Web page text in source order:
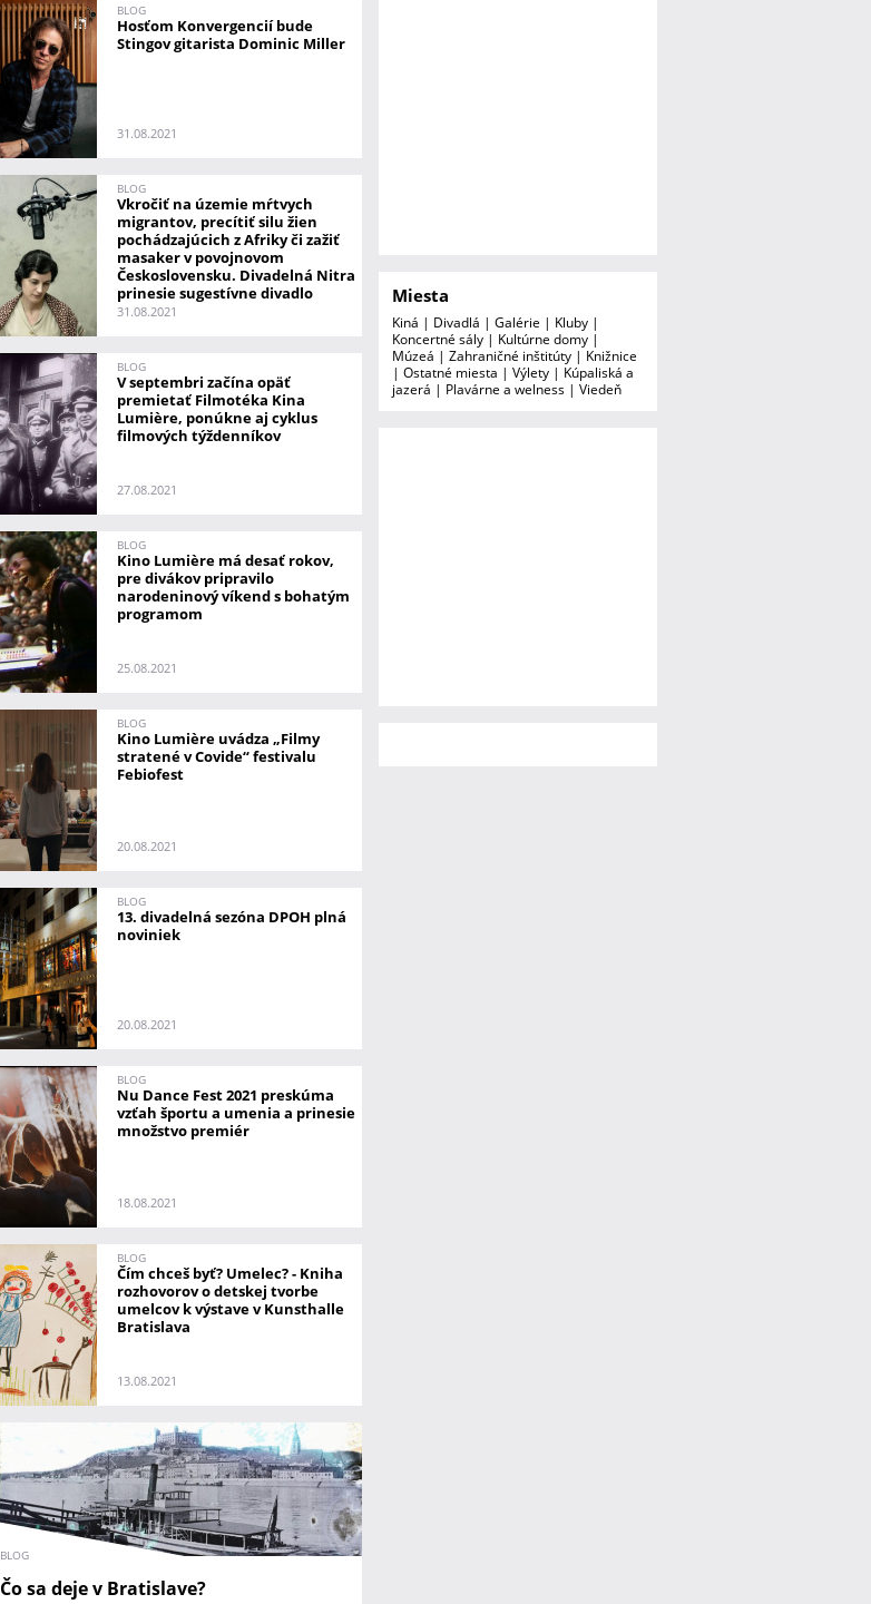
BLOG
Hosťom Konvergencií bude
Stingov gitarista Dominic Miller
31.08.2021
BLOG
Vkročiť na územie mŕtvych
migrantov, precítiť silu žien
pochádzajúcich z Afriky či zažiť
masaker v povojnovom
Československu. Divadelná Nitra
prinesie sugestívne divadlo
31.08.2021
BLOG
V septembri začína opäť
premietať Filmotéka Kina
Lumière, ponúkne aj cyklus
filmových týždenníkov
27.08.2021
BLOG
Kino Lumière má desať rokov,
pre divákov pripravilo
narodeninový víkend s bohatým
programom
25.08.2021
BLOG
Kino Lumière uvádza „Filmy
stratené v Covide“ festivalu
Febiofest
20.08.2021
BLOG
13. divadelná sezóna DPOH plná
noviniek
20.08.2021
BLOG
Nu Dance Fest 2021 preskúma
vzťah športu a umenia a prinesie
množstvo premiér
18.08.2021
BLOG
Čím chceš byť? Umelec? - Kniha
rozhovorov o detskej tvorbe
umelcov k výstave v Kunsthalle
Bratislava
13.08.2021
BLOG
Čo sa deje v Bratislave?
Miesta
Kiná | Divadlá | Galérie | Kluby |
Koncertné sály | Kultúrne domy |
Múzeá | Zahraničné inštitúty | Knižnice
| Ostatné miesta | Výlety | Kúpaliská a
jazerá | Plavárne a welness | Viedeň